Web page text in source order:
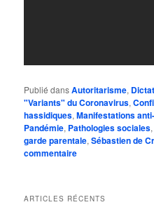
Publié dansAutoritarisme,
"Variants" du Coronavirus,
hassidiques,Manifestations
Pandémie, Pathologies sociales,
garde parentale,Sébastien de
commentaire
ARTICLES RÉCENTS